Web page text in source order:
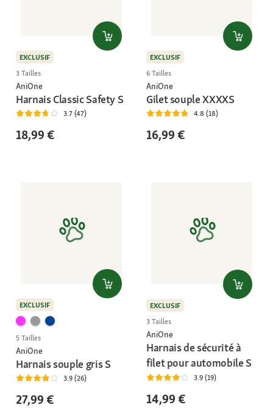
EXCLUSIF
3 Tailles
AniOne
Harnais Classic Safety S
3.7 (47)
18,99 €
EXCLUSIF
6 Tailles
AniOne
Gilet souple XXXXS
4.8 (18)
16,99 €
EXCLUSIF
5 Tailles
AniOne
Harnais souple gris S
3.9 (26)
27,99 €
EXCLUSIF
3 Tailles
AniOne
Harnais de sécurité à
filet pour automobile S
3.9 (19)
14,99 €